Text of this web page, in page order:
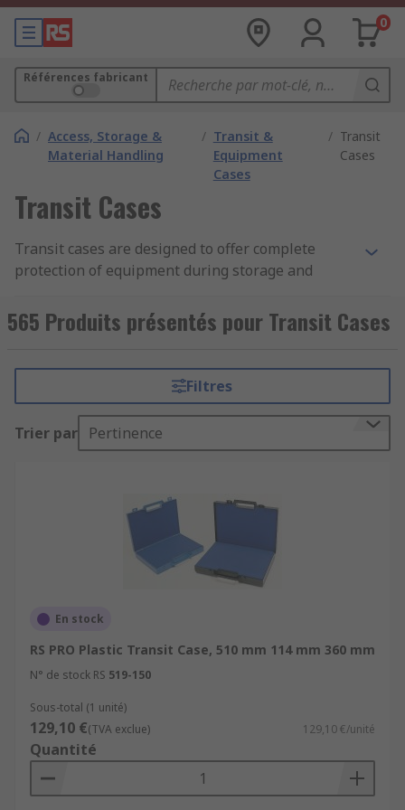
0
Références fabricant
/ Access, Storage &
Material Handling
/ Transit &
Equipment
Cases
/ Transit
Cases
Transit Cases
Transit cases are designed to offer complete
protection of equipment during storage and
without internal foam inserts and come in a
range of durable and heavy-duty materials to suit
include musical instruments, tools, cable
equipment, photography and camera equipment.
Aluminium and moulded cases are available in a
What are the Key Features of Transit
protection for equipmentTailored internal
cushioning and foam liningEnvironmental
optionStackableWatertight or
waterproofRetractable extension handle option
What are the Different Types of Transit
case?
565 Produits présentés pour Transit Cases
Filtres
Trier par Pertinence
En stock
RS PRO Plastic Transit Case, 510 mm 114 mm 360 mm
N° de stock RS 519-150
Sous-total (1 unité)
129,10 €(TVA exclue) 129,10 €/unité
Quantité